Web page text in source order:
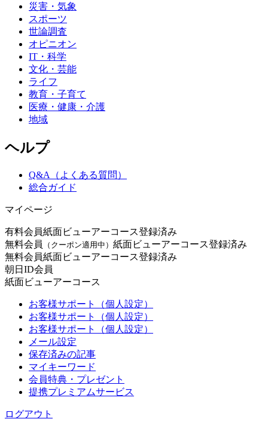
災害・気象
スポーツ
世論調査
オピニオン
IT・科学
文化・芸能
ライフ
教育・子育て
医療・健康・介護
地域
ヘルプ
Q&A（よくある質問）
総合ガイド
マイページ
有料会員紙面ビューアーコース登録済み
無料会員
（クーポン適用中） 紙面ビューアーコース登録済み
無料会員紙面ビューアーコース登録済み
朝日ID会員
紙面ビューアーコース
お客様サポート（個人設定）
お客様サポート（個人設定）
お客様サポート（個人設定）
メール設定
保存済みの記事
マイキーワード
会員特典・プレゼント
提携プレミアムサービス
ログアウト